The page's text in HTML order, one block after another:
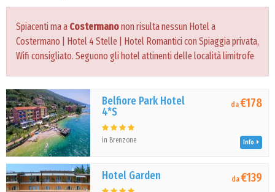
Spiacenti ma a Costermanonon risulta nessun Hotel a
Costermano | Hotel 4 Stelle | Hotel Romantici con Spiaggia privata,
Wifi consigliato. Seguono gli hotel attinenti delle località limitrofe
Belfiore Park Hotel
4*S
in Brenzone
da€178
Info
Hotel Garden da€139